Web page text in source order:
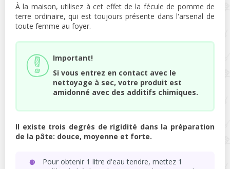
À la maison, utilisez à cet effet de la fécule de pomme de
terre ordinaire, qui est toujours présente dans l'arsenal de
toute femme au foyer.
Important!
Si vous entrez en contact avec le
nettoyage à sec, votre produit est
amidonné avec des additifs chimiques.
Il existe trois degrés de rigidité dans la préparation
de la pâte: douce, moyenne et forte.
Pour obtenir 1 litre d'eau tendre, mettez 1